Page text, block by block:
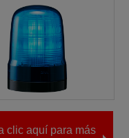
clic aquí para más